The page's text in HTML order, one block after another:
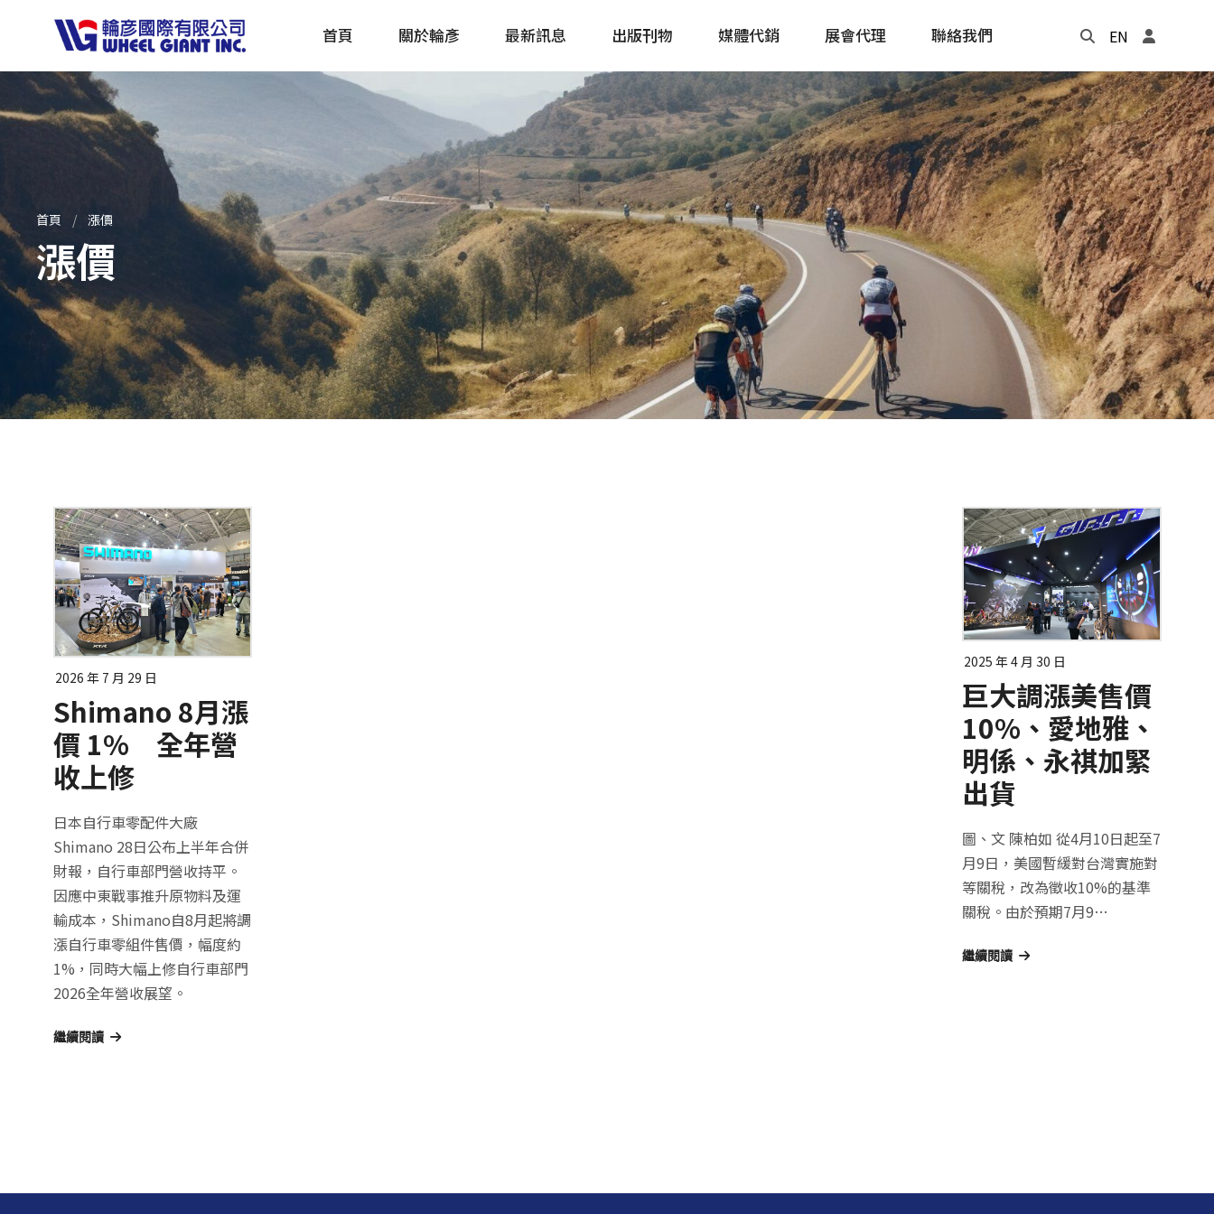
首頁 關於輪彥 最新訊息 出版刊物
產品採購指南 TBS
全球電動自行車專刊 EBS
自行車&電動車市場快訊
Bike & E-Bike Market
Update
單車誌 Cycling Update
簡體版 單車志 Bicycling
戶外探索 Outside
主題書籍
年度記事本
媒體代銷 展會代理 聯絡我們 EN
首頁 漲價
漲價
2026 年 7 月 29 日
Shimano 8月漲
價 1% 全年營
收上修
日本自行車零配件大廠
Shimano 28日公布上半年合併
財報，自行車部門營收持平。
因應中東戰事推升原物料及運
輸成本，Shimano自8月起將調
漲自行車零組件售價，幅度約
1%，同時大幅上修自行車部門
2026全年營收展望。
繼續閱讀
2025 年 4 月 30 日
巨大調漲美售價
10%、愛地雅、
明係、永祺加緊
出貨
圖、文 陳柏如 從4月10日起至7
月9日，美國暫緩對台灣實施對
等關稅，改為徵收10%的基準
關稅。由於預期7月9…
繼續閱讀